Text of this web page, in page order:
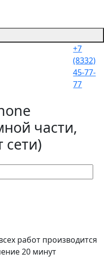
+7
(8332)
45-77-
77
части,
сети)
работ производится
20 минут